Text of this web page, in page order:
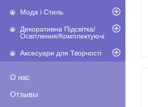
Мода і Стиль
Декоративна Підсвітка/
Освітлення/Комплектуючі
Аксесуари для Творчості
О нас
Отзывы